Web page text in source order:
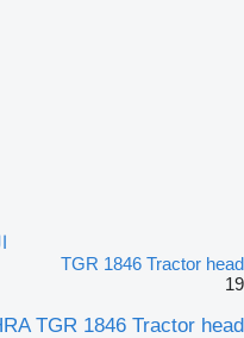
TGR 1846 Tractor head
19
TGR 1846 Tractor head